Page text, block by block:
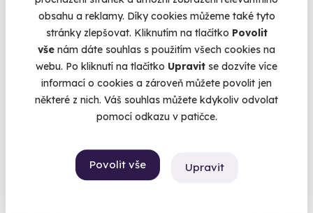
obsahu a reklamy. Díky cookies můžeme také tyto
stránky zlepšovat. Kliknutím na tlačítko Povolit
vše nám dáte souhlas s použitím všech cookies na
webu. Po kliknutí na tlačítko Upravit se dozvíte více
informací o cookies a zároveň můžete povolit jen
některé z nich. Váš souhlas můžete kdykoliv odvolat
pomocí odkazu v patičce.
Povolit vše Upravit
9.6
Aromatická olejová masáž
Luxusní olejová péče od hlavy až k patě.
(+ 10 dalších lokalit)